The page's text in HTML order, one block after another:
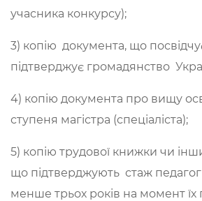
учасника конкурсу);
3) копію документа, що
підтверджує громадянство
4) копію документа про вищу
ступеня магістра (спеціаліста);
5) копію трудової книжки чи
що підтверджують стаж
менше трьох років на момент їх